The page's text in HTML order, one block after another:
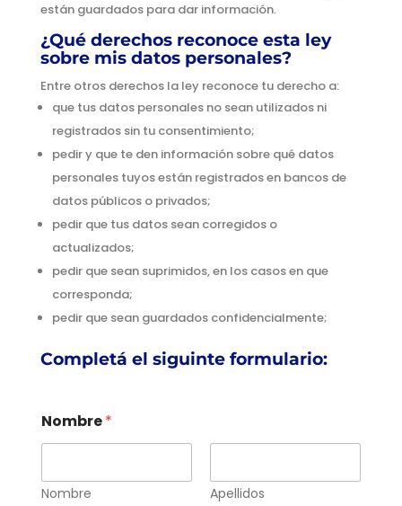
están guardados para dar información.
¿Qué derechos reconoce esta ley
sobre mis datos personales?
Entre otros derechos la ley reconoce tu derecho a:
que tus datos personales no sean utilizados ni
registrados sin tu consentimiento;
pedir y que te den información sobre qué datos
personales tuyos están registrados en bancos de
datos públicos o privados;
pedir que tus datos sean corregidos o
actualizados;
pedir que sean suprimidos, en los casos en que
corresponda;
pedir que sean guardados confidencialmente;
Completá el siguinte formulario:
Nombre*
Nombre Apellidos